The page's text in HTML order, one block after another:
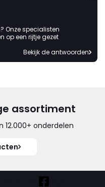
Onze specialisten
op een rijtje gezet
Bekijk de antwoorden
assortiment
12.000+ onderdelen